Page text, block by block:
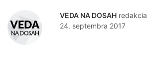
VEDA NA DOSAH redakcia
24. septembra 2017